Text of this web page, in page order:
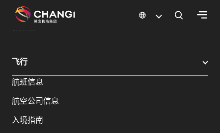
所
樟
宜
网
站:
樟宜机场 樟宜机场餐饮与购物
餐饮指南：餐厅和美食 | 樟宜机场
飞行
航班信息
航空公司信息
入境指南